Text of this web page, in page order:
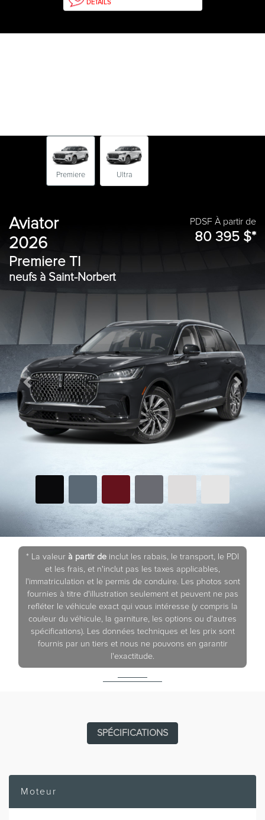
DÉTAILS
Premiere Ultra
PDSF À partir de
80 395 $*
Aviator
2026
Premiere TI
neufs à Saint-Norbert
Previous Next
* La valeur à partir de inclut les rabais, le transport, le PDI
et les frais, et n'inclut pas les taxes applicables,
l'immatriculation et le permis de conduire. Les photos sont
fournies à titre d'illustration seulement et peuvent ne pas
refléter le véhicule exact qui vous intéresse (y compris la
couleur du véhicule, la garniture, les options ou d'autres
spécifications). Les données techniques et les prix sont
fournis par un tiers et nous ne pouvons en garantir
l'exactitude.
SPÉCIFICATIONS
Moteur